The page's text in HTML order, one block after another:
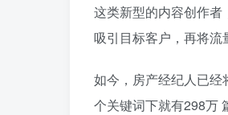
这类新型的内容创作者
吸引目标客户，再将流
如今，房产经纪人已经
个关键词下就有298万